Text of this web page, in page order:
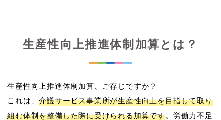
生産性向上推進体制加算とは？
生産性向上推進体制加算、ご存じですか？
これは、 介護サービス事業所が生産性向上を目指して取り
組む体制を整備した際に受けられる加算です。労働力不足